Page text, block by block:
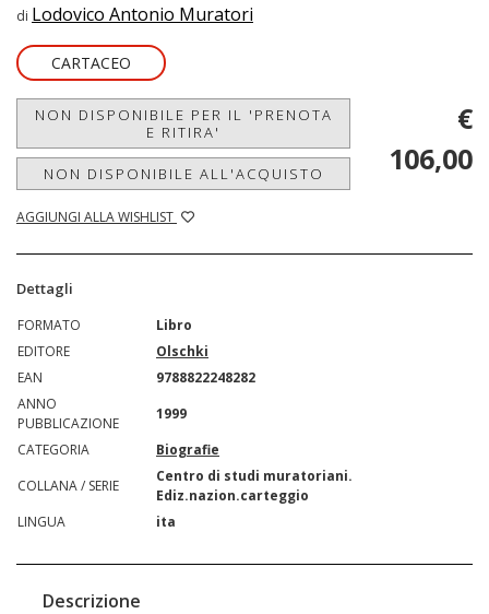
di Lodovico Antonio Muratori
CARTACEO
NON DISPONIBILE PER IL 'PRENOTA
E RITIRA'
NON DISPONIBILE ALL'ACQUISTO
AGGIUNGI ALLA WISHLIST
€
106,00
Dettagli
FORMATO
Libro
EDITORE
Olschki
EAN
9788822248282
ANNO
PUBBLICAZIONE
1999
CATEGORIA
Biografie
COLLANA / SERIE
Centro di studi muratoriani.
Ediz.nazion.carteggio
LINGUA
ita
Descrizione